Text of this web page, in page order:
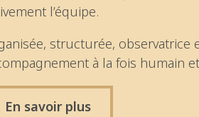
l’équipe.
structurée, observatrice
à la fois humain
En savoir plus